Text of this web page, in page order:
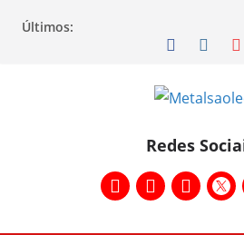
Últimos:
Redes